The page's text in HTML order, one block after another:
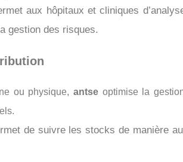
aux hôpitaux et cliniques
gestion des risques.
ou physique,antse optimise la
de suivre les stocks de manière